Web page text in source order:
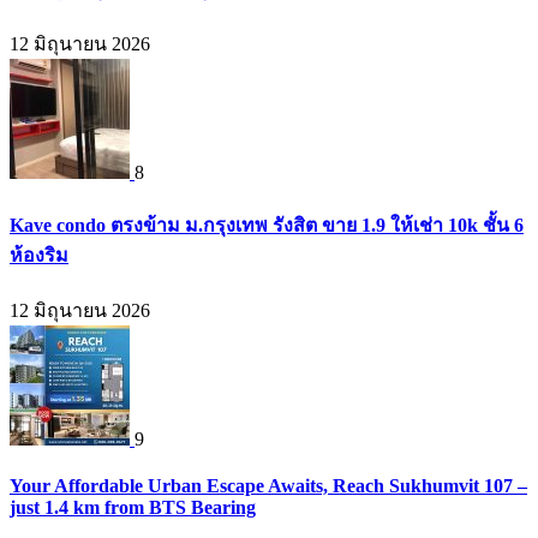
12 มิถุนายน 2026
8
Kave condo ตรงข้าม ม.กรุงเทพ รังสิต ขาย 1.9 ให้เช่า 10k ชั้น 6
ห้องริม
12 มิถุนายน 2026
9
Your Affordable Urban Escape Awaits, Reach Sukhumvit 107 –
just 1.4 km from BTS Bearing